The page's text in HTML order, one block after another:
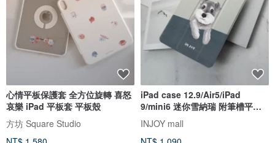
心情平板保護套 全方位旋轉 喜怒
哀樂 iPad 平板套 平板殼
方坊 Square Studio
iPad case 12.9/Air5/iPad
9/mini6 迷你雪納瑞 附筆槽平板
保護套
INJOY mall